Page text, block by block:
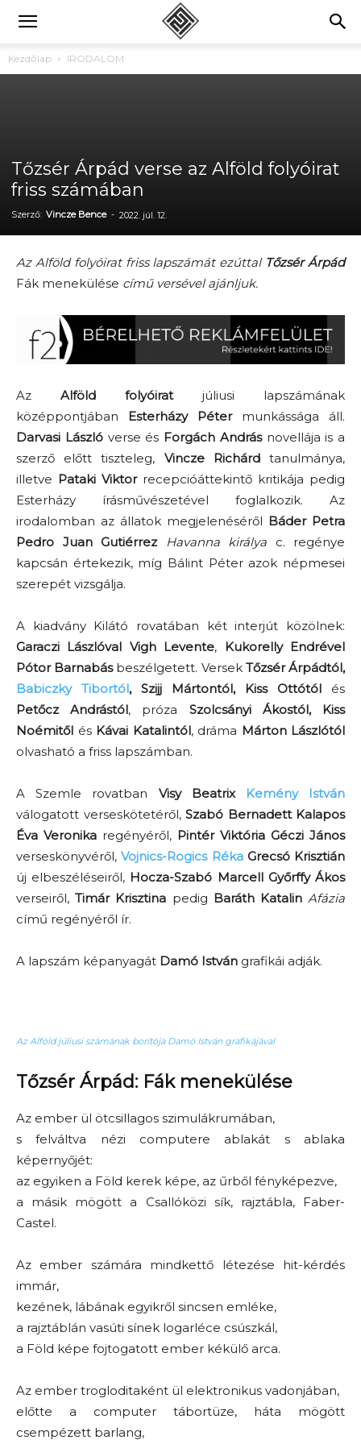
Kezdőlap IRODALOM
Tőzsér Árpád verse az Alföld folyóirat
friss számában
Szerző: Vincze Bence - 2022. júl. 12.
Az Alföld folyóirat friss lapszámát ezúttal Tőzsér Árpád
Fák menekülése című versével ajánljuk.
Az Alföld folyóiratjúliusi lapszámának
középpontjában
Esterházy Pétermunkássága áll.
Darvasi Lászlóverse és Forgách Andrásnovellája is a
szerző előtt tiszteleg, Vincze Richárdtanulmánya,
illetve Pataki Viktorrecepcióáttekintő kritikája pedig
Esterházy írásművészetével foglalkozik. Az
irodalomban az állatok megjelenéséről Báder Petra
Pedro Juan Gutiérrez
Havanna királya c. regénye
kapcsán értekezik, míg Bálint Péter azok népmesei
szerepét vizsgálja.
A kiadvány Kilátó rovatában két interjút közölnek:
Garaczi Lászlóval Vigh Levente,
Kukorelly Endrével
Pótor Barnabásbeszélgetett. Versek Tőzsér Árpádtól,
Babiczky Tibortól, Szijj Mártontól, Kiss Ottótól és
Petőcz Andrástól, próza Szolcsányi Ákostól, Kiss
Noémitől és Kávai Katalintól, dráma Márton Lászlótól
olvasható a friss lapszámban.
A Szemle rovatban Visy Beatrix
Kemény István
válogatott verseskötetéről, Szabó Bernadett Kalapos
Éva Veronika regényéről, Pintér Viktória Géczi János
verseskönyvéről,Vojnics-Rogics RékaGrecsó Krisztián
új elbeszéléseiről, Hocza-Szabó Marcell Győrffy Ákos
verseiről,Timár Krisztina pedig Baráth Katalin Afázia
című regényéről ír.
A lapszám képanyagát Damó István grafikái adják.
Az Alföld júliusi számának borítója Damó István grafikájával
Tőzsér Árpád: Fák menekülése
Az ember ül ötcsillagos szimulákrumában,
s felváltva nézi computere ablakát s ablaka
képernyőjét:
az egyiken a Föld kerek képe, az űrből fényképezve,
a másik mögött a Csallóközi sík, rajztábla, Faber-
Castel.
Az ember számára mindkettő létezése hit-kérdés
immár,
kezének, lábának egyikről sincsen emléke,
a rajztáblán vasúti sínek logarléce csúszkál,
a Föld képe fojtogatott ember kékülő arca.
Az ember trogloditaként ül elektronikus vadonjában,
előtte a computer tábortüze, háta mögött
csempézett barlang,